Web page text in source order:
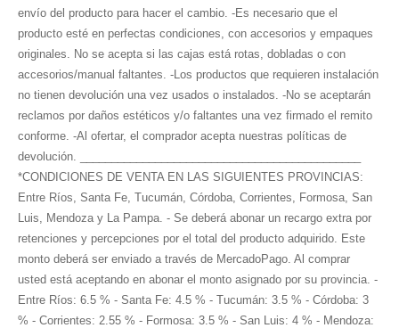
envío del producto para hacer el cambio. -Es necesario que el
producto esté en perfectas condiciones, con accesorios y empaques
originales. No se acepta si las cajas está rotas, dobladas o con
accesorios/manual faltantes. -Los productos que requieren instalación
no tienen devolución una vez usados o instalados. -No se aceptarán
reclamos por daños estéticos y/o faltantes una vez firmado el remito
conforme. -Al ofertar, el comprador acepta nuestras políticas de
devolución. _____________________________________________
*CONDICIONES DE VENTA EN LAS SIGUIENTES PROVINCIAS:
Entre Ríos, Santa Fe, Tucumán, Córdoba, Corrientes, Formosa, San
Luis, Mendoza y La Pampa. - Se deberá abonar un recargo extra por
retenciones y percepciones por el total del producto adquirido. Este
monto deberá ser enviado a través de MercadoPago. Al comprar
usted está aceptando en abonar el monto asignado por su provincia. -
Entre Ríos: 6.5 % - Santa Fe: 4.5 % - Tucumán: 3.5 % - Córdoba: 3
% - Corrientes: 2.55 % - Formosa: 3.5 % - San Luis: 4 % - Mendoza: